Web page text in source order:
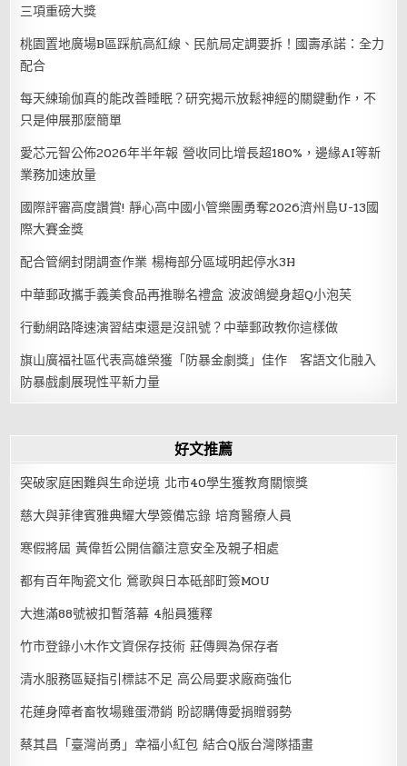
三項重磅大獎
桃園置地廣場B區踩航高紅線、民航局定調要拆！國壽承諾：全力
配合
每天練瑜伽真的能改善睡眠？研究揭示放鬆神經的關鍵動作，不
只是伸展那麼簡單
愛芯元智公佈2026年半年報 營收同比增長超180%，邊緣AI等新
業務加速放量
國際評審高度讚賞! 靜心高中國小管樂團勇奪2026濟州島U-13國
際大賽金獎
配合管網封閉調查作業 楊梅部分區域明起停水3H
中華郵政攜手義美食品再推聯名禮盒 波波鴿變身超Q小泡芙
行動網路降速演習結束還是沒訊號？中華郵政教你這樣做
旗山廣福社區代表高雄榮獲「防暴金劇獎」佳作 客語文化融入
防暴戲劇展現性平新力量
好文推薦
突破家庭困難與生命逆境 北市40學生獲教育關懷獎
慈大與菲律賓雅典耀大學簽備忘錄 培育醫療人員
寒假將屆 黃偉哲公開信籲注意安全及親子相處
都有百年陶瓷文化 鶯歌與日本砥部町簽MOU
大進滿88號被扣暫落幕 4船員獲釋
竹市登錄小木作文資保存技術 莊傳興為保存者
清水服務區疑指引標誌不足 高公局要求廠商強化
花蓮身障者畜牧場雞蛋滯銷 盼認購傳愛捐贈弱勢
蔡其昌「臺灣尚勇」幸福小紅包 結合Q版台灣隊插畫